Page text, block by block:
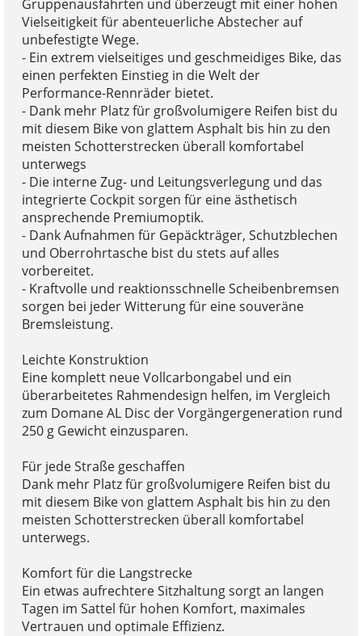
Gruppenausfahrten und überzeugt mit einer hohen
Vielseitigkeit für abenteuerliche Abstecher auf
unbefestigte Wege.
- Ein extrem vielseitiges und geschmeidiges Bike, das
einen perfekten Einstieg in die Welt der
Performance-Rennräder bietet.
- Dank mehr Platz für großvolumigere Reifen bist du
mit diesem Bike von glattem Asphalt bis hin zu den
meisten Schotterstrecken überall komfortabel
unterwegs
- Die interne Zug- und Leitungsverlegung und das
integrierte Cockpit sorgen für eine ästhetisch
ansprechende Premiumoptik.
- Dank Aufnahmen für Gepäckträger, Schutzblechen
und Oberrohrtasche bist du stets auf alles
vorbereitet.
- Kraftvolle und reaktionsschnelle Scheibenbremsen
sorgen bei jeder Witterung für eine souveräne
Bremsleistung.
Leichte Konstruktion
Eine komplett neue Vollcarbongabel und ein
überarbeitetes Rahmendesign helfen, im Vergleich
zum Domane AL Disc der Vorgängergeneration rund
250 g Gewicht einzusparen.
Für jede Straße geschaffen
Dank mehr Platz für großvolumigere Reifen bist du
mit diesem Bike von glattem Asphalt bis hin zu den
meisten Schotterstrecken überall komfortabel
unterwegs.
Komfort für die Langstrecke
Ein etwas aufrechtere Sitzhaltung sorgt an langen
Tagen im Sattel für hohen Komfort, maximales
Vertrauen und optimale Effizienz.